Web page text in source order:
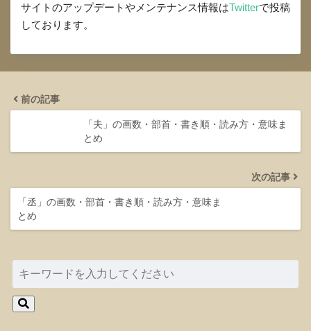
サイトのアップデートやメンテナンス情報はTwitterで投稿
しております。
前の記事
「夫」の画数・部首・書き順・読み方・意味ま
とめ
次の記事
「丞」の画数・部首・書き順・読み方・意味ま
とめ